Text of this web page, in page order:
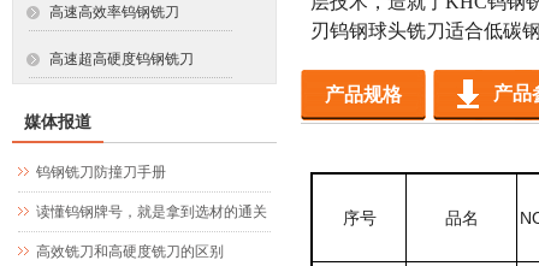
高速高效率钨钢铣刀
高速超高硬度钨钢铣刀
媒体报道
钨钢铣刀防撞刀手册
读懂钨钢牌号，就是拿到选材的通关
文牒
高效铣刀和高硬度铣刀的区别
刃钨钢球头铣刀适合低碳
产品规格 产品
序号 品名